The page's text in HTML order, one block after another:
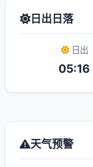
日出日落
日出
05:16
天气预警